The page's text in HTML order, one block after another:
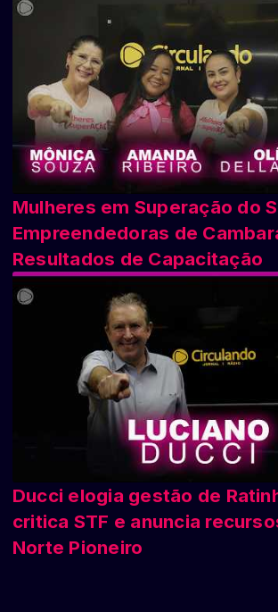
Mulheres em Superação do
Empreendedoras de
Resultados de Capacitação
Ducci elogia gestão de
critica STF e anuncia
Norte Pioneiro